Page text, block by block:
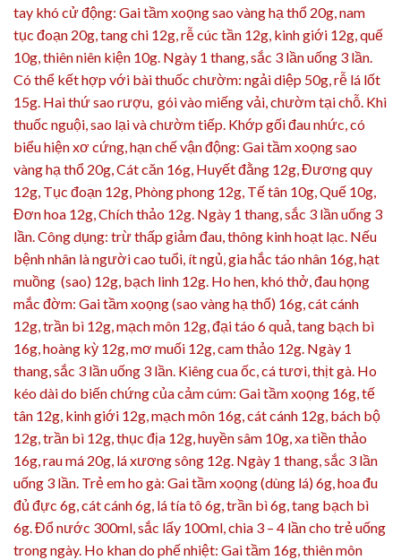
tay khó cử động: Gai tầm xoọng sao vàng hạ thổ 20g, nam
tục đoạn 20g, tang chi 12g, rễ cúc tần 12g, kinh giới 12g, quế
10g, thiên niên kiện 10g. Ngày 1 thang, sắc 3 lần uống 3 lần.
Có thể kết hợp với bài thuốc chườm: ngải diệp 50g, rễ lá lốt
15g. Hai thứ sao rượu, gói vào miếng vải, chườm tại chỗ. Khi
thuốc nguội, sao lại và chườm tiếp. Khớp gối đau nhức, có
biểu hiện xơ cứng, hạn chế vận động: Gai tầm xoọng sao
vàng hạ thổ 20g, Cát căn 16g, Huyết đằng 12g, Đương quy
12g, Tục đoạn 12g, Phòng phong 12g, Tế tân 10g, Quế 10g,
Đơn hoa 12g, Chích thảo 12g. Ngày 1 thang, sắc 3 lần uống 3
lần. Công dụng: trừ thấp giảm đau, thông kinh hoạt lạc. Nếu
bệnh nhân là người cao tuổi, ít ngủ, gia hắc táo nhân 16g, hạt
muồng (sao) 12g, bạch linh 12g. Ho hen, khó thở, đau họng
mắc đờm: Gai tầm xoọng (sao vàng hạ thổ) 16g, cát cánh
12g, trần bì 12g, mạch môn 12g, đại táo 6 quả, tang bạch bì
16g, hoàng kỳ 12g, mơ muối 12g, cam thảo 12g. Ngày 1
thang, sắc 3 lần uống 3 lần. Kiêng cua ốc, cá tươi, thịt gà. Ho
kéo dài do biến chứng của cảm cúm: Gai tầm xoọng 16g, tế
tân 12g, kinh giới 12g, mạch môn 16g, cát cánh 12g, bách bộ
12g, trần bì 12g, thục địa 12g, huyền sâm 10g, xa tiền thảo
16g, rau má 20g, lá xương sông 12g. Ngày 1 thang, sắc 3 lần
uống 3 lần. Trẻ em ho gà: Gai tầm xoọng (dùng lá) 6g, hoa đu
đủ đực 6g, cát cánh 6g, lá tía tô 6g, trần bì 6g, tang bạch bì
6g. Đổ nước 300ml, sắc lấy 100ml, chia 3 – 4 lần cho trẻ uống
trong ngày. Ho khan do phế nhiệt: Gai tầm 16g, thiên môn